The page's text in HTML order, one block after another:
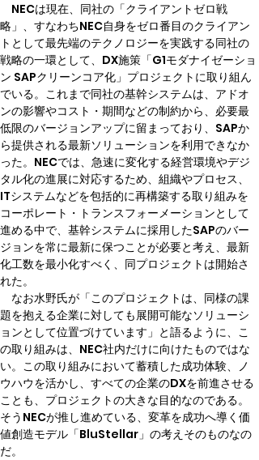
NECは現在、同社の「クライアントゼロ戦
略」、すなわちNEC自身をゼロ番目のクライアン
トとして最先端のテクノロジーを実践する同社の
戦略の一環として、DX施策「G1モダナイゼーショ
ン SAPクリーンコア化」プロジェクトに取り組ん
でいる。これまで同社の基幹システムは、アドオ
ンの影響やコスト・期間などの制約から、必要最
低限のバージョンアップに留まっており、SAPか
ら提供される最新ソリューションを利用できなか
った。NECでは、急速に変化する経営環境やデジ
タル化の進展に対応するため、組織やプロセス、
ITシステムなどを包括的に再構築する取り組みを
コーポレート・トランスフォーメーションとして
進める中で、基幹システムに採用したSAPのバー
ジョンを常に最新に保つことが必要と考え、最新
化工数を最小化すべく、同プロジェクトは開始さ
れた。
なお水野氏が「このプロジェクトは、同様の課
題を抱える企業に対しても展開可能なソリューシ
ョンとして位置づけています」と語るように、こ
の取り組みは、NEC社内だけに向けたものではな
い。この取り組みにおいて蓄積した成功体験、ノ
ウハウを活かし、すべての企業のDXを前進させる
ことも、プロジェクトの大きな目的なのである。
そうNECが推し進めている、変革を成功へ導く価
値創造モデル「BluStellar」の考えそのものなの
だ。